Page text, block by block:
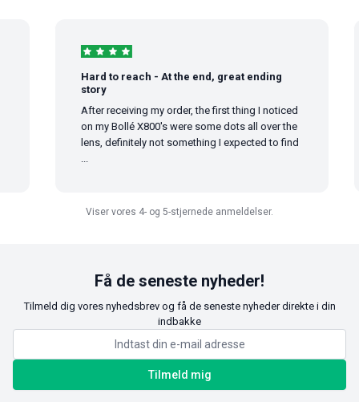
Hard to reach - At the end, great ending
story
After receiving my order, the first thing I noticed
on my Bollé X800's were some dots all over the
lens, definitely not something I expected to find
Viser vores 4- og 5-stjernede anmeldelser.
Få de seneste nyheder!
Tilmeld dig vores nyhedsbrev og få de seneste nyheder direkte i din
indbakke
Tilmeld mig